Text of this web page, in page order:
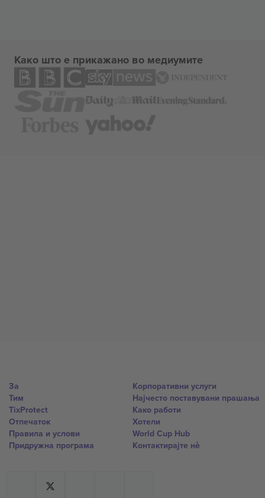
Како што е прикажано во медиумите
За
Тим
TixProtect
Отпечаток
Правила и услови
Придружна програма
Корпоративни услуги
Најчесто поставувани прашања
Како работи
Хотели
World Cup Hub
Контактирајте нѐ